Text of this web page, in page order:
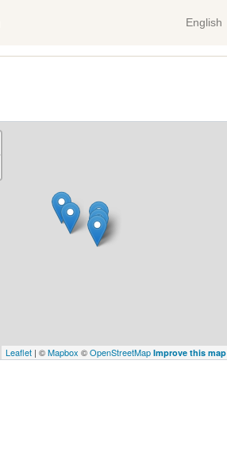
English
Leaflet| ©Mapbox ©OpenStreetMap Improve this map